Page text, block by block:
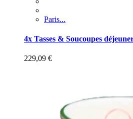
Paris...
4x Tasses & Soucoupes
229,09 €